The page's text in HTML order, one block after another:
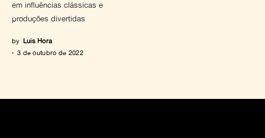
em influências clássicas e
produções divertidas
by Luis Hora
3 de outubro de 2022